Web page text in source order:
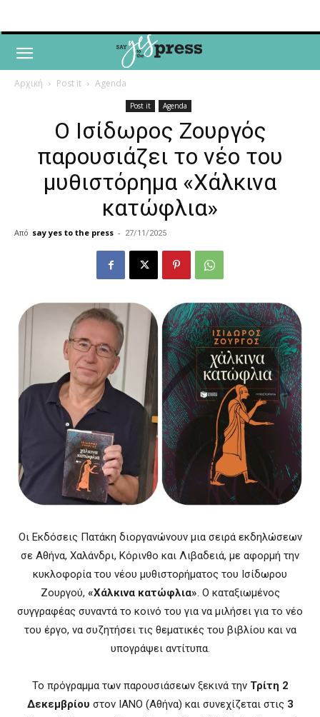
Αρχική Post it Agenda
Post it Agenda
Ο Ισίδωρος Ζουργός
παρουσιάζει το νέο του
μυθιστόρημα «Χάλκινα
κατώφλια»
Από say yes to the press - 27/11/2025
Οι Εκδόσεις Πατάκη διοργανώνουν μια σειρά εκδηλώσεων
σε Αθήνα, Χαλάνδρι, Κόρινθο και Λιβαδειά, με αφορμή την
κυκλοφορία του νέου μυθιστορήματος του Ισίδωρου
Ζουργού, «Χάλκινα κατώφλια». Ο καταξιωμένος
συγγραφέας συναντά το κοινό του για να μιλήσει για το νέο
του έργο, να συζητήσει τις θεματικές του βιβλίου και να
υπογράψει αντίτυπα.
Το πρόγραμμα των παρουσιάσεων ξεκινά την Τρίτη 2
Δεκεμβρίου στον ΙΑΝΟ (Αθήνα) και συνεχίζεται στις 3